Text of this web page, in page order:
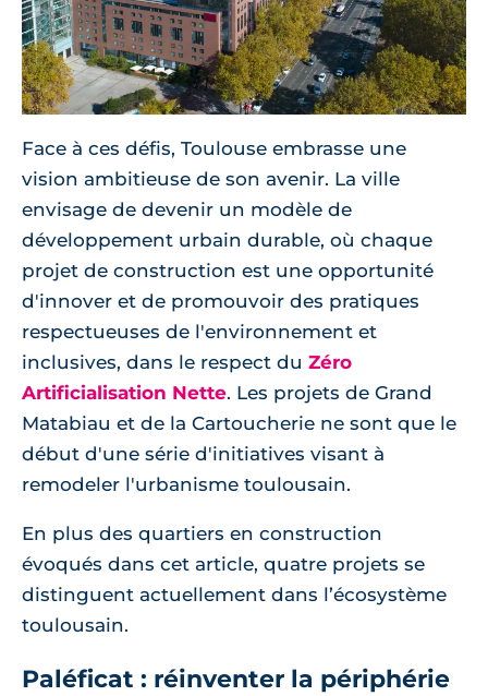
Face à ces défis, Toulouse embrasse une
vision ambitieuse de son avenir. La ville
envisage de devenir un modèle de
développement urbain durable, où chaque
projet de construction est une opportunité
d'innover et de promouvoir des pratiques
respectueuses de l'environnement et
inclusives, dans le respect du Zéro
Artificialisation Nette. Les projets de Grand
Matabiau et de la Cartoucherie ne sont que le
début d'une série d'initiatives visant à
remodeler l'urbanisme toulousain.
En plus des quartiers en construction
évoqués dans cet article, quatre projets se
distinguent actuellement dans l’écosystème
toulousain.
Paléficat : réinventer la périphérie